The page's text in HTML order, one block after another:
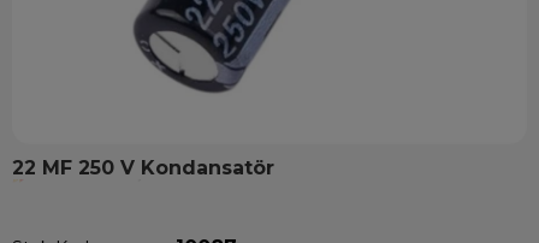
22 MF 250 V Kondansatör